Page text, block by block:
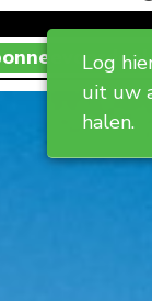
Log
uit uw
halen.